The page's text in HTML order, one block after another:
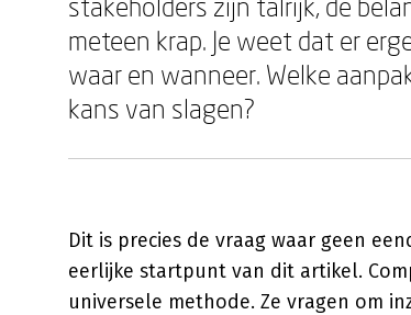
meteen krap. Je weet dat er
waar en wanneer. Welke
kans van slagen?
Dit is precies de vraag waar geen
eerlijke startpunt van dit artikel.
universele methode. Ze vragen om